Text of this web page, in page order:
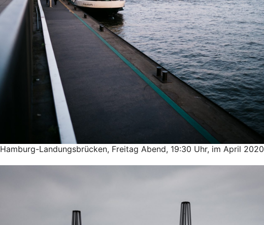
Hamburg-Landungsbrücken, Freitag Abend, 19:30 Uhr, im April 2020